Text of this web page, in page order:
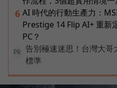
6 AI 時代的行動生產力：
Prestige 14 Flip AI+ 重新
PC？
PR
告別極速迷思！台灣大
標準